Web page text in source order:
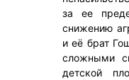
за ее
снижению
и её брат
сложными
детской